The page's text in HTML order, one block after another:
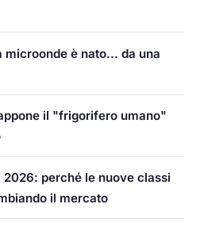
microonde è nato... da una
il "frigorifero umano"
perché le nuove classi
il mercato